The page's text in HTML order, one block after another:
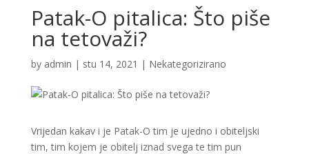
Patak-O pitalica: Što piše
na tetovaži?
by admin | stu 14, 2021 | Nekategorizirano
Vrijedan kakav i je Patak-O tim je ujedno i obiteljski
tim, tim kojem je obitelj iznad svega te tim pun